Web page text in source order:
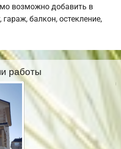
возможно добавить в
гараж, балкон, остекление,
работы